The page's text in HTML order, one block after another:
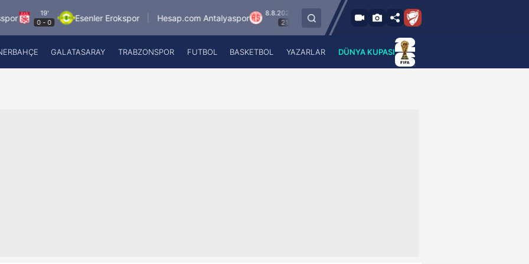
0- 0 Esenler Erokspor Hesap.com Antalyaspor
8.8.2026 - Cum
21:30
Keçiörengücü Alagöz Holding Iğdır FK
A Haber Radyo
GALATASARAY TRABZONSPOR FUTBOL BASKETBOL YAZARLAR DÜNYA KUPASI